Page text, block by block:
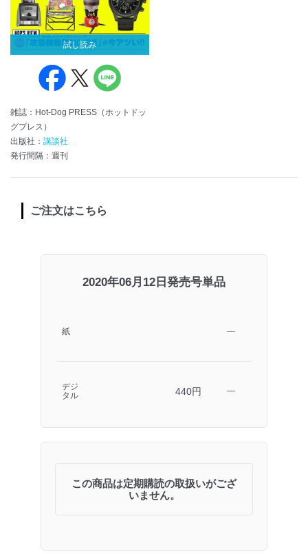
試し読み
雑誌：Hot-Dog PRESS（ホットドッ
グプレス）
出版社： 講談社
発行間隔：週刊
ご注文はこちら
2020年06月12日発売号単品
紙 ―
デジ
タル
440円 ―
この商品は定期購読の取扱いがござ
いません。